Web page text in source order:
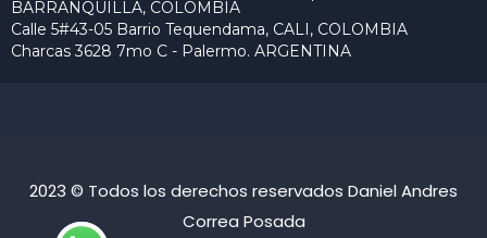
BARRANQUILLA, COLOMBIA
Calle 5#43-05 Barrio Tequendama, CALI, COLOMBIA
Charcas 3628 7mo C - Palermo. ARGENTINA
2023 © Todos los derechos reservados Daniel Andres
Correa Posada